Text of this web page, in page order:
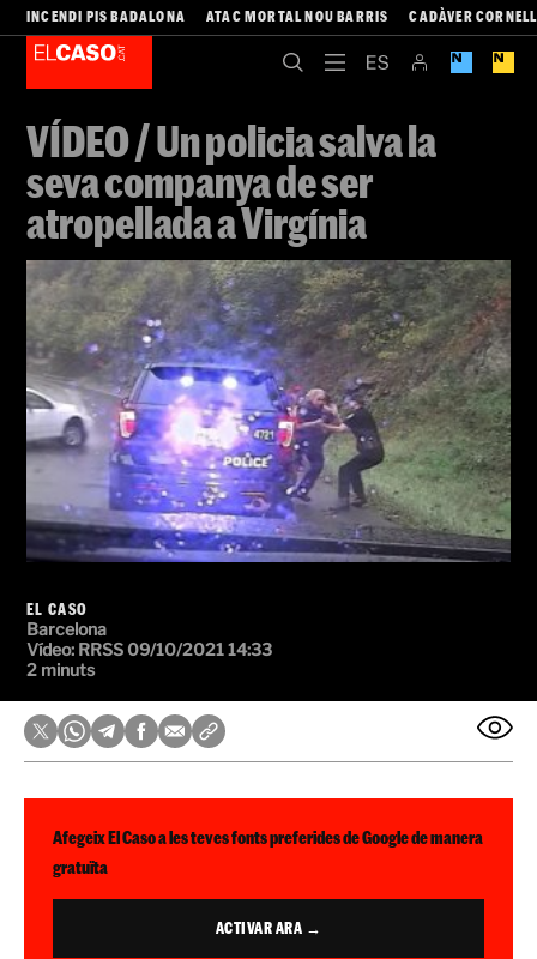
INCENDI PIS BADALONA ATAC MORTAL NOU BARRIS CADÀVER
VÍDEO / Un policia salva la
seva companya de ser
atropellada a Virgínia
EL CASO
Barcelona
Vídeo: RRSS 09/10/2021 14:33
2 minuts
Afegeix El Caso a les teves fonts preferides de Google de manera
gratuïta
ACTIVAR ARA →